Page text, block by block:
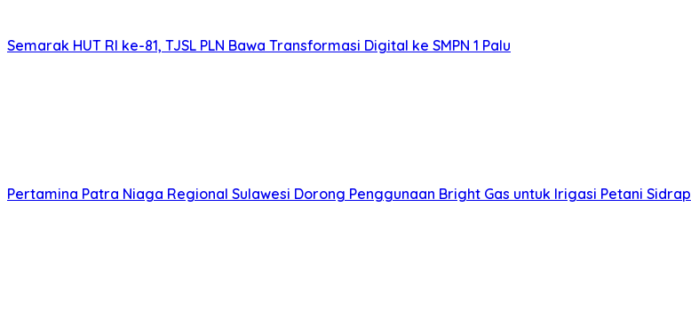
Semarak HUT RI ke-81, TJSL PLN Bawa Transformasi Digital ke SMPN 1 Palu
Pertamina Patra Niaga Regional Sulawesi Dorong Penggunaan Bright Gas untuk Irigasi Petani Sidrap